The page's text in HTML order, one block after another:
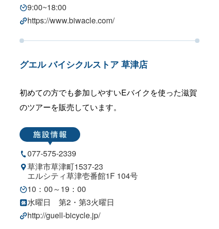
9:00~18:00
https://www.biwacle.com/
グエル バイシクルストア 草津店
初めての方でも参加しやすいEバイクを使った滋賀
のツアーを販売しています。
077-575-2339
草津市草津町1537-23
エルシティ草津壱番館1F 104号
10：00～19：00
水曜日 第2・第3火曜日
http://guell-bicycle.jp/